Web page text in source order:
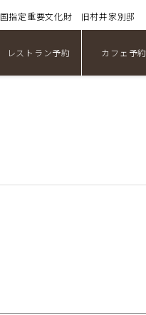
国指定重要文化財 旧村井家別邸
レストラン予約 カフェ予約